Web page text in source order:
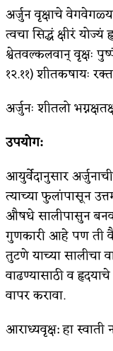
अर्जुन वृक्षाचे
त्वचा सिद्धं क्षीरं
श्वेतवल्कलवान् वृक्षः
१२.११) शीतकषायः
अर्जुनः शीतलो
उपयोग:
आयुर्वेदानुसार
त्याच्या फुलांपासून
औषधे सालीपासुन
गुणकारी आहे पण ती
तुटणे याच्या सालीचा
वाढण्यासाठी व
वापर करावा.
आराध्यवृक्ष: हा स्वाती